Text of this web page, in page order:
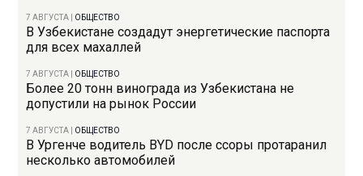
7 АВГУСТА ОБЩЕСТВО
В Узбекистане создадут энергетические паспорта
для всех махаллей
7 АВГУСТА ОБЩЕСТВО
Более 20 тонн винограда из Узбекистана не
допустили на рынок России
7 АВГУСТА ОБЩЕСТВО
В Ургенче водитель BYD после ссоры протаранил
несколько автомобилей